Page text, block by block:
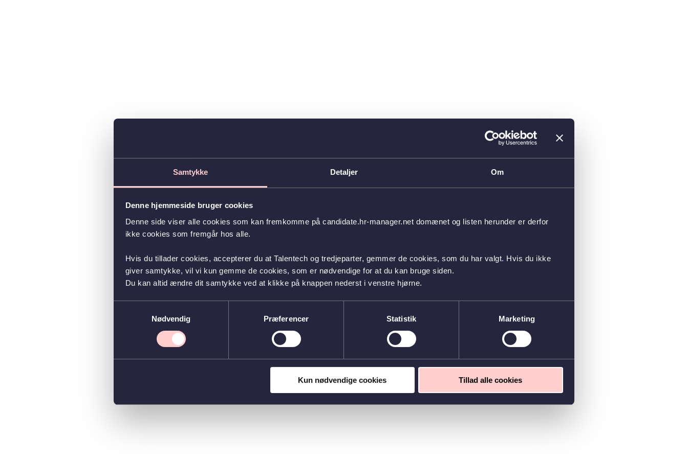
Samtykke Detaljer Om
Denne hjemmeside bruger cookies
Denne side viser alle cookies som kan fremkomme på candidate.hr-manager.net domænet og listen herunder er derfor
ikke cookies som fremgår hos alle.
Hvis du tillader cookies, accepterer du at Talentech og tredjeparter, gemmer de cookies, som du har valgt. Hvis du ikke
giver samtykke, vil vi kun gemme de cookies, som er nødvendige for at du kan bruge siden.
Du kan altid ændre dit samtykke ved at klikke på knappen nederst i venstre hjørne.
Nødvendig
Præferencer Statistik Marketing
Kun nødvendige cookies Tillad alle cookies